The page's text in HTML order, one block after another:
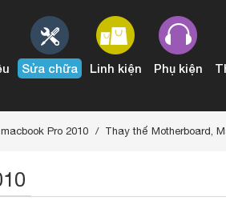
Sửa chữa Linh kiện Phụ kiện
Pro 2010 Thay thế Motherboard,